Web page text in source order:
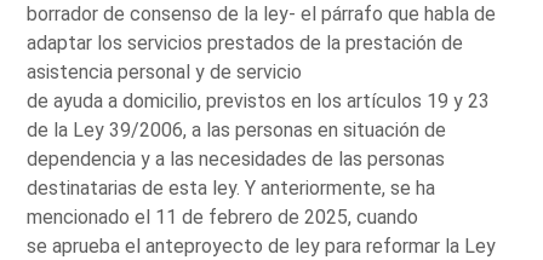
borrador de consenso de la ley- el párrafo que habla de
adaptar los servicios prestados de la prestación de
asistencia personal y de servicio
de ayuda a domicilio, previstos en los artículos 19 y 23
de la Ley 39/2006, a las personas en situación de
dependencia y a las necesidades de las personas
destinatarias de esta ley. Y anteriormente, se ha
mencionado el 11 de febrero de 2025, cuando
se aprueba el anteproyecto de ley para reformar la Ley